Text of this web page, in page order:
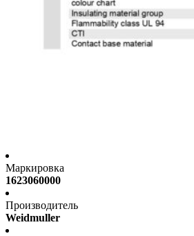
Маркировка
1623060000
Производитель
Weidmuller